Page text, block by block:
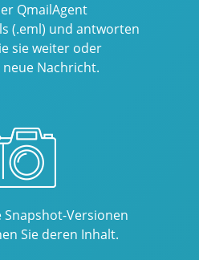
QmailAgent
(.eml) und antworten
sie weiter oder
neue Nachricht.
Snapshot-Versionen
Sie deren Inhalt.